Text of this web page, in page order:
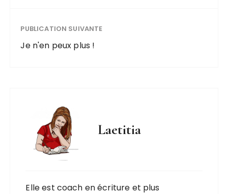
PUBLICATION SUIVANTE
Je n'en peux plus !
Laetitia
Elle est coach en écriture et plus